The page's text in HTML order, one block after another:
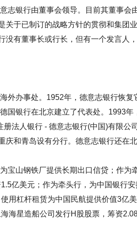
志银行由董事会领导。目前其董事会
于已制订的战略方针的贯彻和集团
有董事长或行长，但有一个发言人
外办事处。1952年，德意志银行恢
银行在北京建立了代表处。1993年
法人银行 - 德意志银行(中国)有限公
和青岛设有分行。德意志银行还在
山钢铁厂提供长期出口信贷；作为
亿美元；作为牵头行，为中国银行
用杠杆租赁为中国民航提供价值3亿
海星造船公司发行H股股票，筹资2.08